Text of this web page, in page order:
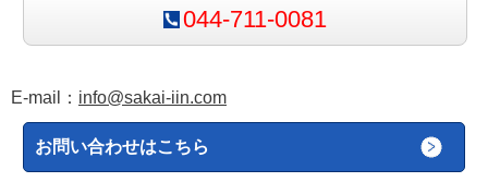
044-711-0081
E-mail： info@sakai-iin.com
お問い合わせはこちら